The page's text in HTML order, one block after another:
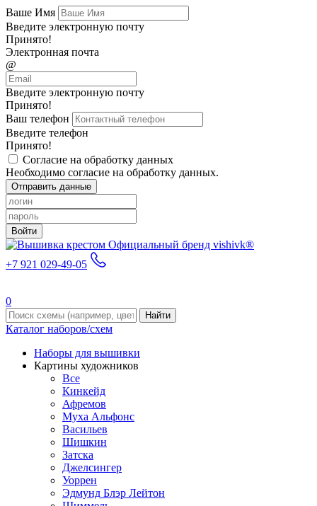
Ваше Имя
Введите электронную почту
Принято!
Электронная почта
@
Введите электронную почту
Принято!
Ваш телефон
Введите телефон
Принято!
Согласие на обработку данных
Необходимо согласие на обработку данных.
Отправить данные
Войти
Официальный бренд vishivk®
+7 921 029-49-05
0
Найти
Каталог наборов/схем
Наборы для вышивки
Картины художников
Все
Кинкейд
Афремов
Муха Альфонс
Васильев
Шишкин
Затска
Джелсингер
Уоррен
Эдмунд Блэр Лейтон